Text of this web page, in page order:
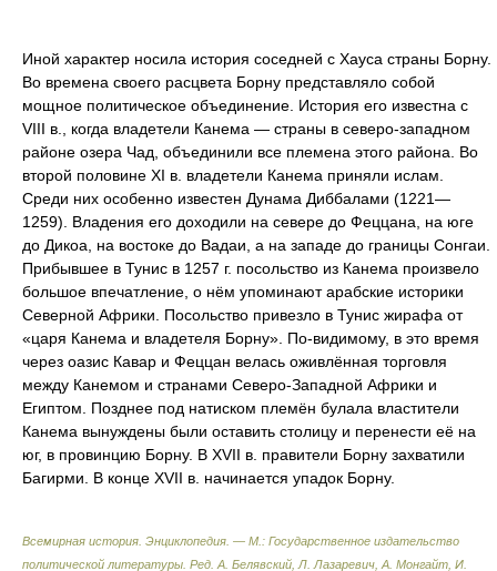
Иной характер носила история соседней с Хауса страны Борну.
Во времена своего расцвета Борну представляло собой
мощное политическое объединение. История его известна с
VIII в., когда владетели Канема — страны в северо-западном
районе озера Чад, объединили все племена этого района. Во
второй половине XI в. владетели Канема приняли ислам.
Среди них особенно известен Дунама Диббалами (1221—
1259). Владения его доходили на севере до Феццана, на юге
до Дикоа, на востоке до Вадаи, а на западе до границы Сонгаи.
Прибывшее в Тунис в 1257 г. посольство из Канема произвело
большое впечатление, о нём упоминают арабские историки
Северной Африки. Посольство привезло в Тунис жирафа от
«царя Канема и владетеля Борну». По-видимому, в это время
через оазис Кавар и Феццан велась оживлённая торговля
между Канемом и странами Северо-Западной Африки и
Египтом. Позднее под натиском племён булала властители
Канема вынуждены были оставить столицу и перенести её на
юг, в провинцию Борну. В XVII в. правители Борну захватили
Багирми. В конце XVII в. начинается упадок Борну.
Всемирная история. Энциклопедия. — М.: Государственное издательство
политической литературы Ред. А. Белявский, Л. Лазаревич, А. Монгайт, И.